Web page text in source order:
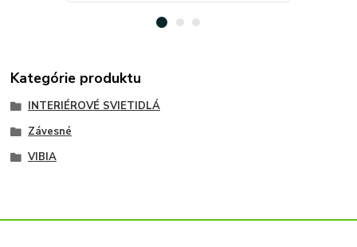
Kategórie produktu
INTERIÉROVÉ SVIETIDLÁ
Závesné
VIBIA